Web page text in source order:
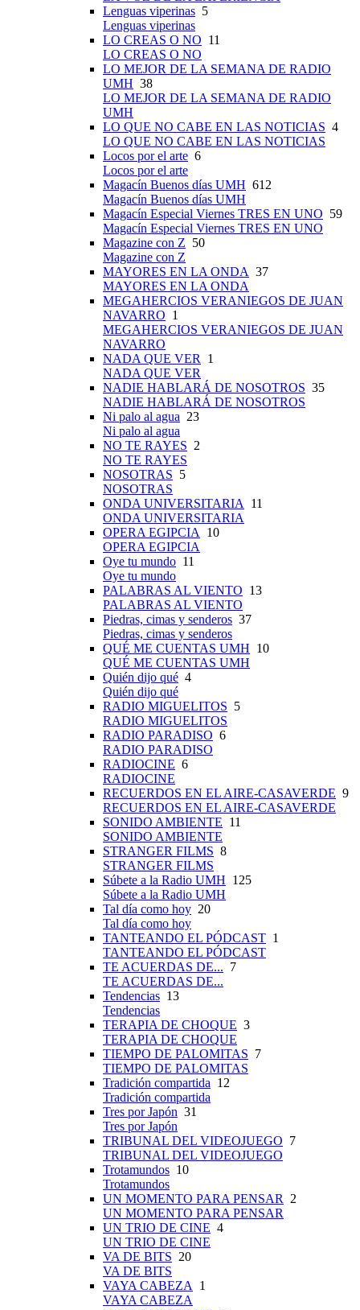
Lenguas viperinas 5
Lenguas viperinas
LO CREAS O NO 11
LO CREAS O NO
LO MEJOR DE LA SEMANA DE RADIO
UMH 38
LO MEJOR DE LA SEMANA DE RADIO
UMH
LO QUE NO CABE EN LAS NOTICIAS 4
LO QUE NO CABE EN LAS NOTICIAS
Locos por el arte 6
Locos por el arte
Magacín Buenos días UMH 612
Magacín Buenos días UMH
Magacín Especial Viernes TRES EN UNO 59
Magacín Especial Viernes TRES EN UNO
Magazine con Z 50
Magazine con Z
MAYORES EN LA ONDA 37
MAYORES EN LA ONDA
MEGAHERCIOS VERANIEGOS DE JUAN
NAVARRO 1
MEGAHERCIOS VERANIEGOS DE JUAN
NAVARRO
NADA QUE VER 1
NADA QUE VER
NADIE HABLARÁ DE NOSOTROS 35
NADIE HABLARÁ DE NOSOTROS
Ni palo al agua 23
Ni palo al agua
NO TE RAYES 2
NO TE RAYES
NOSOTRAS 5
NOSOTRAS
ONDA UNIVERSITARIA 11
ONDA UNIVERSITARIA
OPERA EGIPCIA 10
OPERA EGIPCIA
Oye tu mundo 11
Oye tu mundo
PALABRAS AL VIENTO 13
PALABRAS AL VIENTO
Piedras, cimas y senderos 37
Piedras, cimas y senderos
QUÉ ME CUENTAS UMH 10
QUÉ ME CUENTAS UMH
Quién dijo qué 4
Quién dijo qué
RADIO MIGUELITOS 5
RADIO MIGUELITOS
RADIO PARADISO 6
RADIO PARADISO
RADIOCINE 6
RADIOCINE
RECUERDOS EN EL AIRE-CASAVERDE 9
RECUERDOS EN EL AIRE-CASAVERDE
SONIDO AMBIENTE 11
SONIDO AMBIENTE
STRANGER FILMS 8
STRANGER FILMS
Súbete a la Radio UMH 125
Súbete a la Radio UMH
Tal día como hoy 20
Tal día como hoy
TANTEANDO EL PÓDCAST 1
TANTEANDO EL PÓDCAST
TE ACUERDAS DE... 7
TE ACUERDAS DE...
Tendencias 13
Tendencias
TERAPIA DE CHOQUE 3
TERAPIA DE CHOQUE
TIEMPO DE PALOMITAS 7
TIEMPO DE PALOMITAS
Tradición compartida 12
Tradición compartida
Tres por Japón 31
Tres por Japón
TRIBUNAL DEL VIDEOJUEGO 7
TRIBUNAL DEL VIDEOJUEGO
Trotamundos 10
Trotamundos
UN MOMENTO PARA PENSAR 2
UN MOMENTO PARA PENSAR
UN TRIO DE CINE 4
UN TRIO DE CINE
VA DE BITS 20
VA DE BITS
VAYA CABEZA 1
VAYA CABEZA